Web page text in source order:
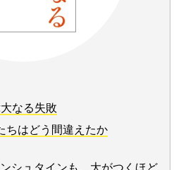
なる失敗
ちはどう間違えたか
シュタインも、大がつくほど